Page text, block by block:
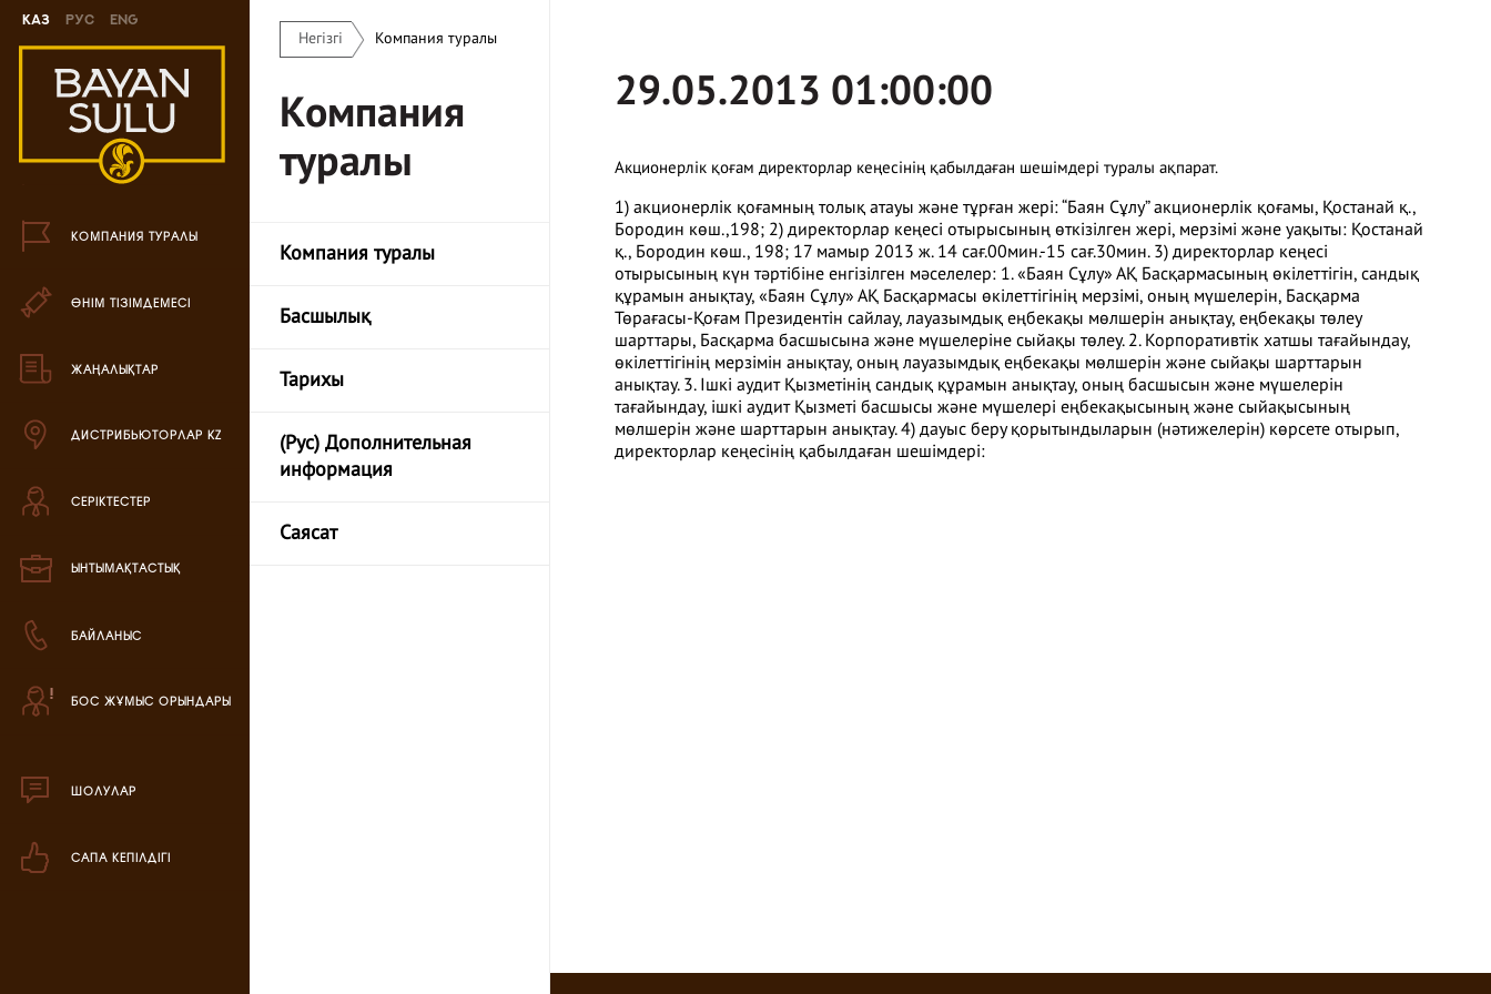
Каз Рус Eng
КОМПАНИЯ ТУРАЛЫ
ӨНІМ ТІЗІМДЕМЕСІ
ЖАҢАЛЫҚТАР
ДИСТРИБЬЮТОРЛАР KZ
СЕРІКТЕСТЕР
ЫНТЫМАҚТАСТЫҚ
БАЙЛАНЫС
БОС ЖҰМЫС ОРЫНДАРЫ
ШОЛУЛАР
САПА КЕПІЛДІГІ
өнімдер
өнімі
өнімі
өнімі
өнімі
өнімі
өнімі
паста
продукции
РК
каталог
Негізгі Компания туралы
Компания
туралы
Компания туралы
Басшылық
Тарихы
(Рус) Дополнительная
информация
Саясат
29.05.2013 01:00:00
Акционерлік қоғам директорлар кеңесінің қабылдаған шешімдері туралы ақпарат.
1) акционерлік қоғамның толық атауы және тұрған жері: “Баян Сұлу” акционерлік қоғамы, Қостанай қ.,
Бородин көш.,198; 2) директорлар кеңесі отырысының өткізілген жері, мерзімі және уақыты: Қостанай
қ., Бородин көш., 198; 17 мамыр 2013 ж. 14 сағ.00мин.-15 сағ.30мин. 3) директорлар кеңесі
отырысының күн тәртібіне енгізілген мәселелер: 1. «Баян Сұлу» АҚ Басқармасының өкілеттігін, сандық
құрамын анықтау, «Баян Сұлу» АҚ Басқармасы өкілеттігінің мерзімі, оның мүшелерін, Басқарма
Төрағасы-Қоғам Президентін сайлау, лауазымдық еңбекақы мөлшерін анықтау, еңбекақы төлеу
шарттары, Басқарма басшысына және мүшелеріне сыйақы төлеу. 2. Корпоративтік хатшы тағайындау,
өкілеттігінің мерзімін анықтау, оның лауазымдық еңбекақы мөлшерін және сыйақы шарттарын
анықтау. 3. Ішкі аудит Қызметінің сандық құрамын анықтау, оның басшысын және мүшелерін
тағайындау, ішкі аудит Қызметі басшысы және мүшелері еңбекақысының және сыйақысының
мөлшерін және шарттарын анықтау. 4) дауыс беру қорытындыларын (нәтижелерін) көрсете отырып,
директорлар кеңесінің қабылдаған шешімдері: